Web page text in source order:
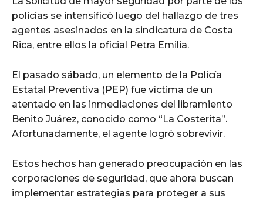
policías se intensificó luego del hallazgo de tres
agentes asesinados en la sindicatura de Costa
Rica, entre ellos la oficial Petra Emilia.
El pasado sábado, un elemento de la Policía
Estatal Preventiva (PEP) fue víctima de un
atentado en las inmediaciones del libramiento
Benito Juárez, conocido como “La Costerita”.
Afortunadamente, el agente logró sobrevivir.
Estos hechos han generado preocupación en las
corporaciones de seguridad, que ahora buscan
implementar estrategias para proteger a sus